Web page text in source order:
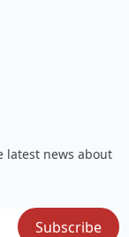
latest news about